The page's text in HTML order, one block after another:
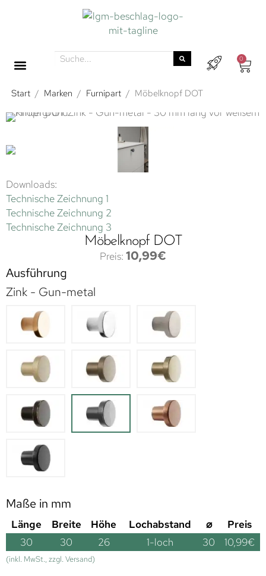
0
Start / Marken / Furnipart / Möbelknopf DOT
Downloads:
Technische Zeichnung 1
Technische Zeichnung 2
Technische Zeichnung 3
Möbelknopf DOT
10,99€
Ausführung
Zink - Gun-metal
Maße in mm
Länge Breite Höhe Lochabstand ⌀
Preis
30
30 26 1-loch 30 10,99€
(inkl. MwSt., zzgl. Versand)